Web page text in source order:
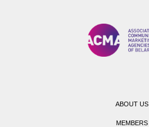
ABOUT US
MEMBERS